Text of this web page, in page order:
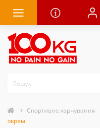
Спортивне харчування
окремі